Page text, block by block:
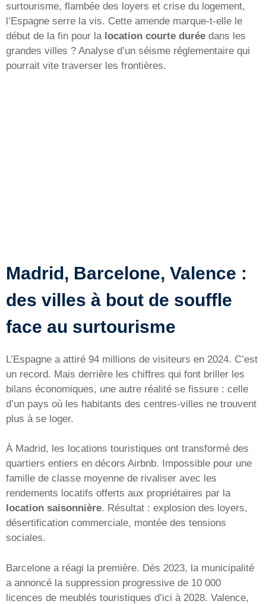
surtourisme, flambée des loyers et crise du logement,
l’Espagne serre la vis. Cette amende marque-t-elle le
début de la fin pour la location courte durée dans les
grandes villes ? Analyse d’un séisme réglementaire qui
pourrait vite traverser les frontières.
Madrid, Barcelone, Valence :
des villes à bout de souffle
face au surtourisme
L’Espagne a attiré 94 millions de visiteurs en 2024. C’est
un record. Mais derrière les chiffres qui font briller les
bilans économiques, une autre réalité se fissure : celle
d’un pays où les habitants des centres-villes ne trouvent
plus à se loger.
À Madrid, les locations touristiques ont transformé des
quartiers entiers en décors Airbnb. Impossible pour une
famille de classe moyenne de rivaliser avec les
rendements locatifs offerts aux propriétaires par la
location saisonnière. Résultat : explosion des loyers,
désertification commerciale, montée des tensions
sociales.
Barcelone a réagi la première. Dès 2023, la municipalité
a annoncé la suppression progressive de 10 000
licences de meublés touristiques d’ici à 2028. Valence,